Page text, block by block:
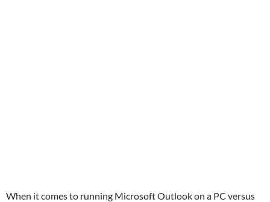
When it comes to running Microsoft Outlook on a PC versus